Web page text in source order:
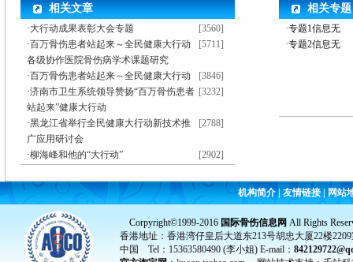
相关文章
[3560]
·大行动成果表彰大会专题
[5711]
·百万骨伤患者站起来～全民健康大行动
各级协作医院骨伤病学术课题研究
[3846]
·百万骨伤患者站起来～全民健康大行动
[3232]
·济南市卫生系统领导赞扬“百万骨伤患者
站起来”健康大行动
[2788]
·黑龙江省举行全民健康大行动新技术推
广应用研讨会
[2902]
·柳海峰和他的“大行动”
相关专题
·专题1信息无
·专题2信息无
机构简介| 友情链接 |网站
Corpyright©1999-2016 国际骨伤信息网 All Rights
香港地址：香港湾仔皇后大道东213号胡忠大厦22楼
中国 Tel：15363580490 (李小姐) E-mail：